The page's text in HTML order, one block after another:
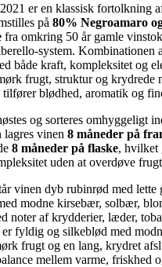
er en klassisk fortolkning
på 80% Negroamaro
fra omkring 50 år gamle
system. Kombinationen
både kraft, kompleksitet og
frugt, struktur og krydrede
blødhed, aromatik og
og sorteres omhyggeligt
vinen 8 måneder på
8 måneder på flaske, hvilket
uden at overdøve
vinen dyb rubinrød med lette
modne kirsebær, solbær,
noter af krydderier, læder,
fyldig og silkeblød med
frugt og en lang, krydret
mellem varme, friskhed